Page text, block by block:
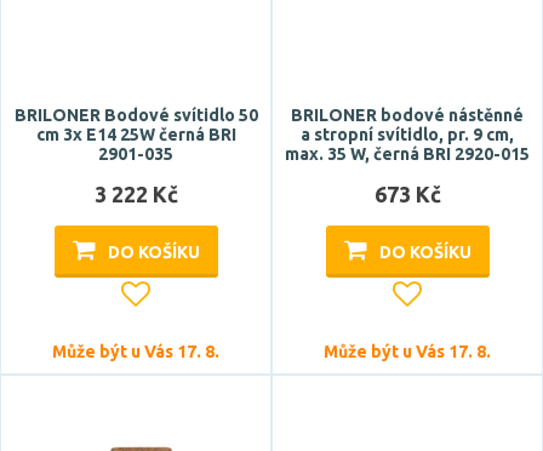
hliník
kov
Funkce
CCT
BRILONER Bodové svítidlo 50
cm 3x E14 25W černá BRI
2901-035
3 222 Kč
DO KOŠÍKU
Může být u Vás 17. 8.
BRILONER bodové nástěnné
a stropní svítidlo, pr. 9 cm,
max. 35 W, černá BRI 2920-015
673 Kč
DO KOŠÍKU
Může být u Vás 17. 8.